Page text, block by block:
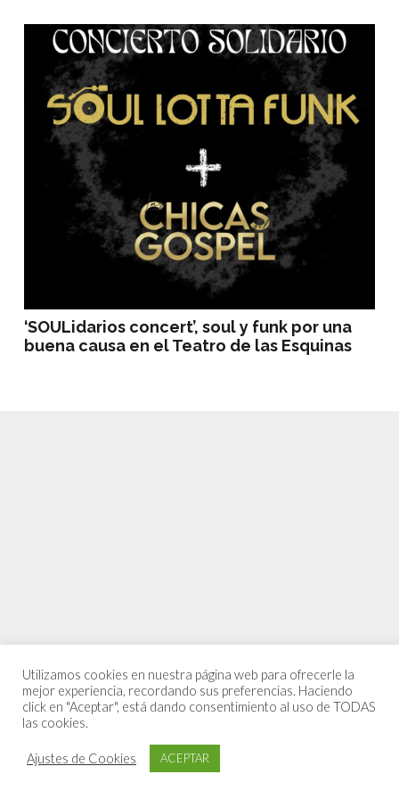
‘SOULidarios concert’, soul y funk por una
buena causa en el Teatro de las Esquinas
Utilizamos cookies en nuestra página web para ofrecerle la
mejor experiencia, recordando sus preferencias. Haciendo
click en "Aceptar", está dando consentimiento al uso de TODAS
las cookies.
Ajustes de Cookies ACEPTAR